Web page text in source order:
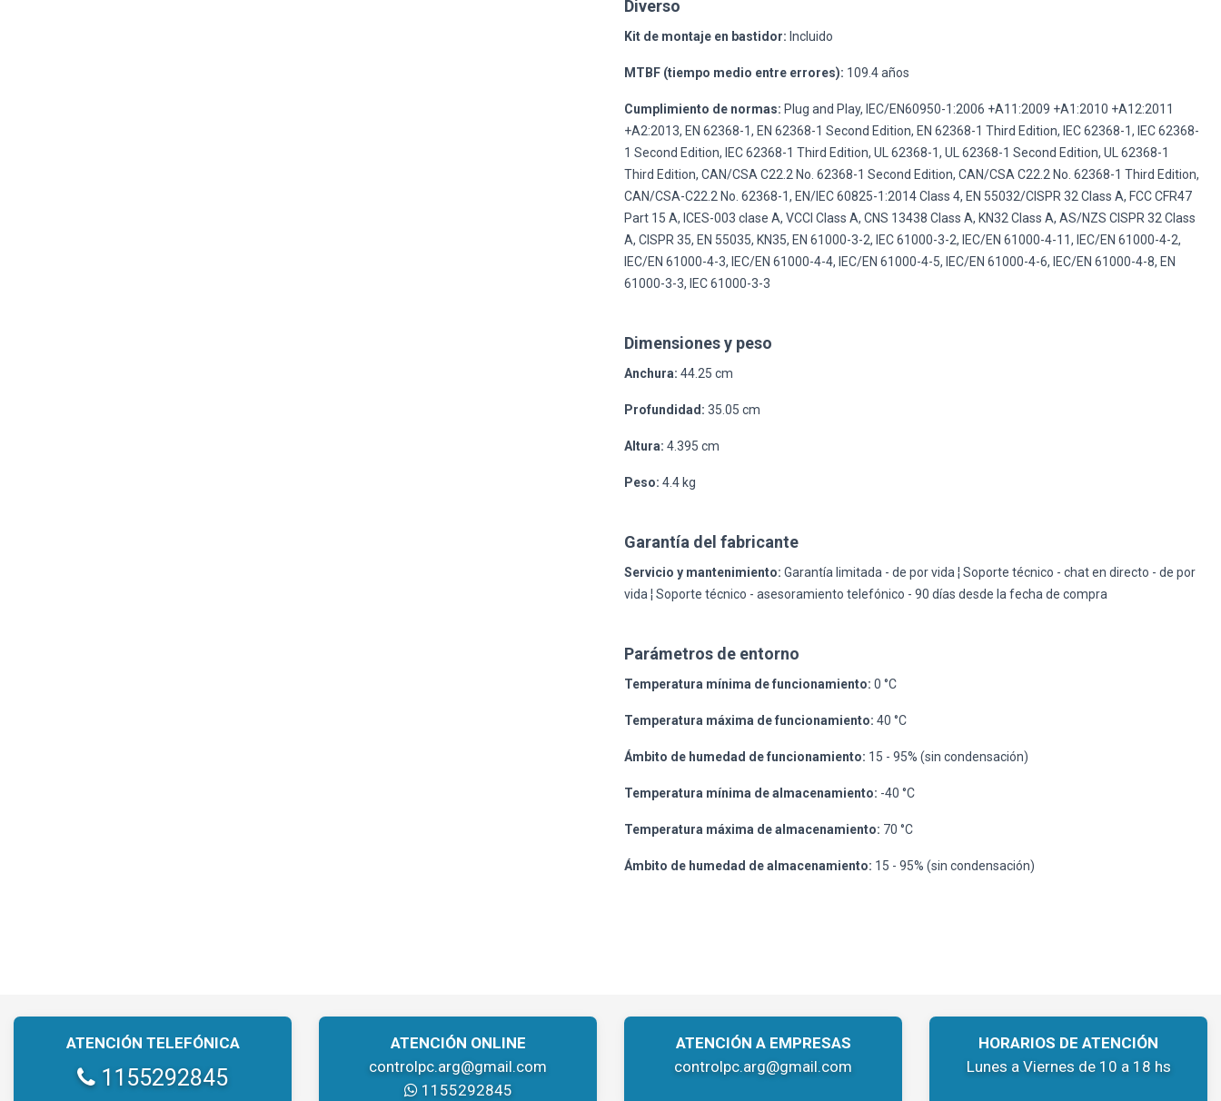
Diverso
Kit de montaje en bastidor: Incluido
MTBF (tiempo medio entre errores): 109.4 años
Cumplimiento de normas: Plug and Play, IEC/EN60950-1:2006 +A11:2009 +A1:2010 +A12:2011
+A2:2013, EN 62368-1, EN 62368-1 Second Edition, EN 62368-1 Third Edition, IEC 62368-1, IEC 62368-
1 Second Edition, IEC 62368-1 Third Edition, UL 62368-1, UL 62368-1 Second Edition, UL 62368-1
Third Edition, CAN/CSA C22.2 No. 62368-1 Second Edition, CAN/CSA C22.2 No. 62368-1 Third Edition,
CAN/CSA-C22.2 No. 62368-1, EN/IEC 60825-1:2014 Class 4, EN 55032/CISPR 32 Class A, FCC CFR47
Part 15 A, ICES-003 clase A, VCCI Class A, CNS 13438 Class A, KN32 Class A, AS/NZS CISPR 32 Class
A, CISPR 35, EN 55035, KN35, EN 61000-3-2, IEC 61000-3-2, IEC/EN 61000-4-11, IEC/EN 61000-4-2,
IEC/EN 61000-4-3, IEC/EN 61000-4-4, IEC/EN 61000-4-5, IEC/EN 61000-4-6, IEC/EN 61000-4-8, EN
61000-3-3, IEC 61000-3-3
Dimensiones y peso
Anchura: 44.25 cm
Profundidad: 35.05 cm
Altura: 4.395 cm
Peso: 4.4 kg
Garantía del fabricante
Servicio y mantenimiento: Garantía limitada - de por vida ¦ Soporte técnico - chat en directo - de por
vida ¦ Soporte técnico - asesoramiento telefónico - 90 días desde la fecha de compra
Parámetros de entorno
Temperatura mínima de funcionamiento: 0 °C
Temperatura máxima de funcionamiento: 40 °C
Ámbito de humedad de funcionamiento: 15 - 95% (sin condensación)
Temperatura mínima de almacenamiento: -40 °C
Temperatura máxima de almacenamiento: 70 °C
Ámbito de humedad de almacenamiento: 15 - 95% (sin condensación)
ATENCIÓN TELEFÓNICA
1155292845
ATENCIÓN ONLINE
controlpc.arg@gmail.com
1155292845
ATENCIÓN A EMPRESAS
controlpc.arg@gmail.com
HORARIOS DE ATENCIÓN
Lunes a Viernes de 10 a 18 hs